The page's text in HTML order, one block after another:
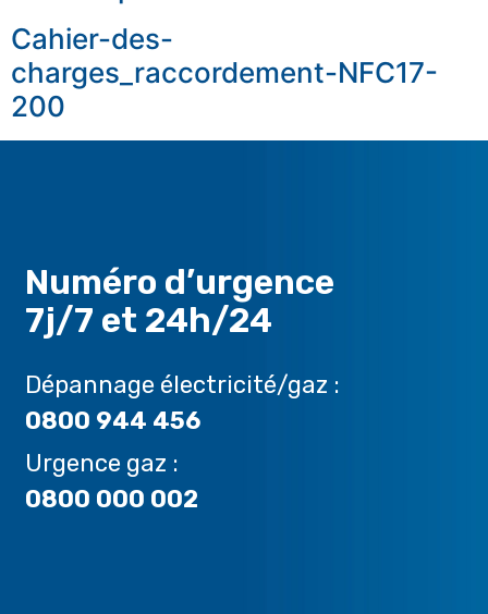
Cahier-des-
charges_raccordement-NFC17-
200
Numéro d’urgence
7j/7 et 24h/24
Dépannage électricité/gaz :
0800 944 456
Urgence gaz :
0800 000 002